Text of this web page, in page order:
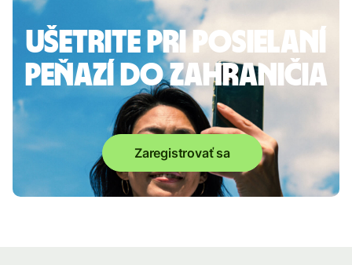
Ušetrite pri posielaní
peňazí do zahraničia
Zaregistrovať sa